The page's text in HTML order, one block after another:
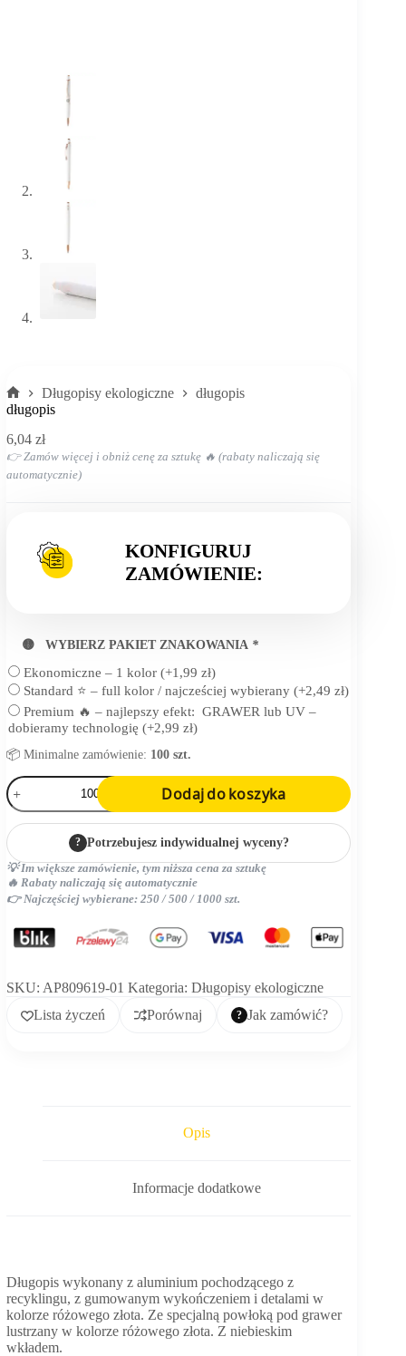
Strona
Długopisy ekologiczne
długopis
długopis
6,04 zł
👉 Zamów więcej i obniż cenę za sztukę 🔥 (rabaty naliczają się
automatycznie)
KONFIGURUJ
ZAMÓWIENIE:
🟡 WYBIERZ PAKIET ZNAKOWANIA *
Ekonomiczne – 1 kolor (+1,99 zł)
Standard ⭐ – full kolor / najcześciej wybierany (+2,49 zł)
Premium 🔥 – najlepszy efekt: GRAWER lub UV –
dobieramy technologię (+2,99 zł)
📦 Minimalne zamówienie: 100 szt.
ilość
długopis
Dodaj do koszyka
? Potrzebujesz indywidualnej wyceny?
💡 Im większe zamówienie, tym niższa cena za sztukę
🔥 Rabaty naliczają się automatycznie
👉 Najczęściej wybierane: 250 / 500 / 1000 szt.
SKU: AP809619-01 Kategoria: Długopisy ekologiczne
Lista życzeń
Porównaj Jak zamówić?
Opis
Informacje dodatkowe
Długopis wykonany z aluminium pochodzącego z
recyklingu, z gumowanym wykończeniem i detalami w
kolorze różowego złota. Ze specjalną powłoką pod grawer
lustrzany w kolorze różowego złota. Z niebieskim
wkładem.